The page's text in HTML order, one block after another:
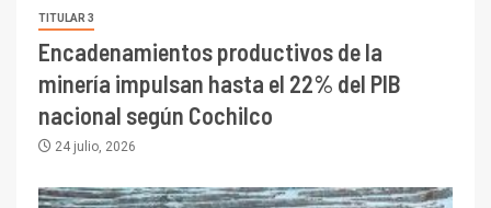
TITULAR 3
Encadenamientos productivos de la
minería impulsan hasta el 22% del PIB
nacional según Cochilco
24 julio, 2026